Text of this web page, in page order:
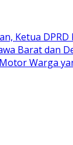
Ketua
Barat dan
Warga